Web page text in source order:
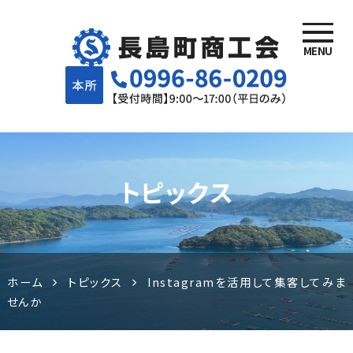
長島町商
工会 | 鹿
児島県長
島町でが
んばる事
業者様を
応援しま
MENU
トピックス
ホーム トピックス
Instagramを活用して集客してみま
せんか